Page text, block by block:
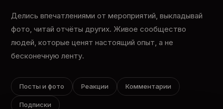
Делись впечатлениями от мероприятий, выкладывай
фото, читай отчёты других. Живое сообщество
людей, которые ценят настоящий опыт, а не
бесконечную ленту.
Посты и фото Реакции Комментарии
Подписки